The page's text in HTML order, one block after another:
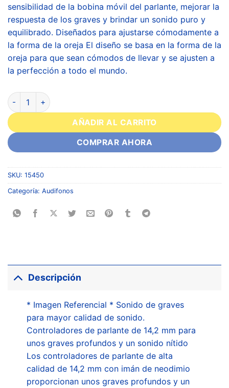
sensibilidad de la bobina móvil del parlante, mejorar la
respuesta de los graves y brindar un sonido puro y
equilibrado. Diseñados para ajustarse cómodamente a
la forma de la oreja El diseño se basa en la forma de la
oreja para que sean cómodos de llevar y se ajusten a
la perfección a todo el mundo.
AÑADIR AL CARRITO
COMPRAR AHORA
SKU: 15450
Categoría: Audifonos
Descripción
* Imagen Referencial * Sonido de graves
para mayor calidad de sonido.
Controladores de parlante de 14,2 mm para
unos graves profundos y un sonido nítido
Los controladores de parlante de alta
calidad de 14,2 mm con imán de neodimio
proporcionan unos graves profundos y un